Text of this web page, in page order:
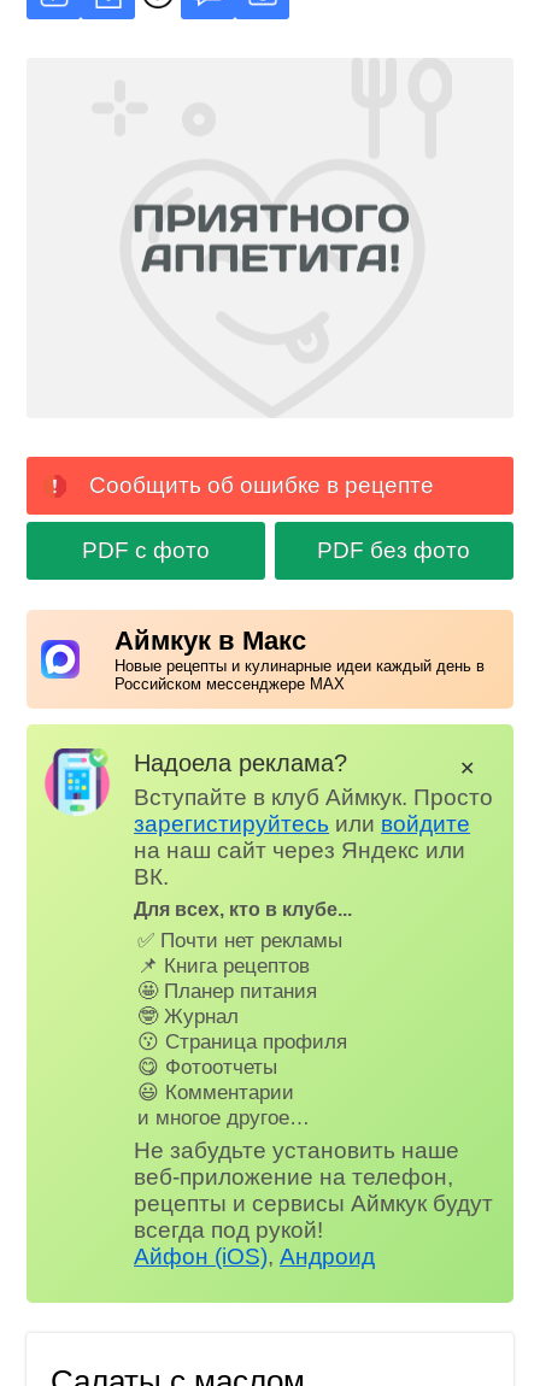
Сообщить об ошибке в рецепте
PDF с фото PDF без фото
Аймкук в Макс
Новые рецепты и кулинарные идеи каждый день в
Российском мессенджере MAX
Надоела реклама?
Вступайте в клуб Аймкук. Просто
зарегистируйтесь или войдите
на наш сайт через Яндекс или
ВК.
Для всех, кто в клубе...
✅ Почти нет рекламы
📌 Книга рецептов
🤩 Планер питания
🤓 Журнал
😗 Страница профиля
😋 Фотоотчеты
😃 Комментарии
и многое другое…
Не забудьте установить наше
веб-приложение на телефон,
рецепты и сервисы Аймкук будут
всегда под рукой!
Айфон (iOS),Андроид
✕